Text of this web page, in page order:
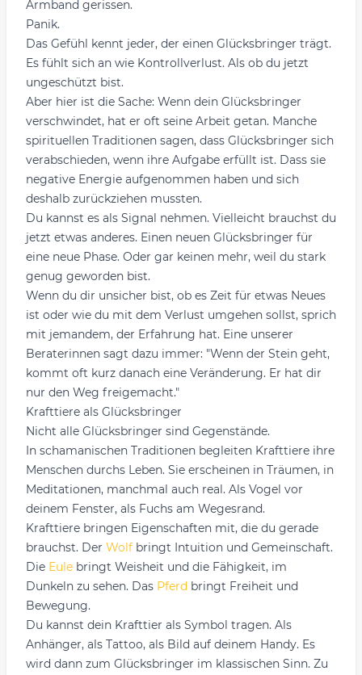
Armband gerissen.
Panik.
Das Gefühl kennt jeder, der einen Glücksbringer trägt.
Es fühlt sich an wie Kontrollverlust. Als ob du jetzt
ungeschützt bist.
Aber hier ist die Sache: Wenn dein Glücksbringer
verschwindet, hat er oft seine Arbeit getan. Manche
spirituellen Traditionen sagen, dass Glücksbringer sich
verabschieden, wenn ihre Aufgabe erfüllt ist. Dass sie
negative Energie aufgenommen haben und sich
deshalb zurückziehen mussten.
Du kannst es als Signal nehmen. Vielleicht brauchst du
jetzt etwas anderes. Einen neuen Glücksbringer für
eine neue Phase. Oder gar keinen mehr, weil du stark
genug geworden bist.
Wenn du dir unsicher bist, ob es Zeit für etwas Neues
ist oder wie du mit dem Verlust umgehen sollst, sprich
mit jemandem, der Erfahrung hat. Eine unserer
Beraterinnen sagt dazu immer: "Wenn der Stein geht,
kommt oft kurz danach eine Veränderung. Er hat dir
nur den Weg freigemacht."
Krafttiere als Glücksbringer
Nicht alle Glücksbringer sind Gegenstände.
In schamanischen Traditionen begleiten Krafttiere ihre
Menschen durchs Leben. Sie erscheinen in Träumen, in
Meditationen, manchmal auch real. Als Vogel vor
deinem Fenster, als Fuchs am Wegesrand.
Krafttiere bringen Eigenschaften mit, die du gerade
brauchst. Der Wolf bringt Intuition und Gemeinschaft.
Die Eule bringt Weisheit und die Fähigkeit, im
Dunkeln zu sehen. Das Pferd bringt Freiheit und
Bewegung.
Du kannst dein Krafttier als Symbol tragen. Als
Anhänger, als Tattoo, als Bild auf deinem Handy. Es
wird dann zum Glücksbringer im klassischen Sinn. Zu